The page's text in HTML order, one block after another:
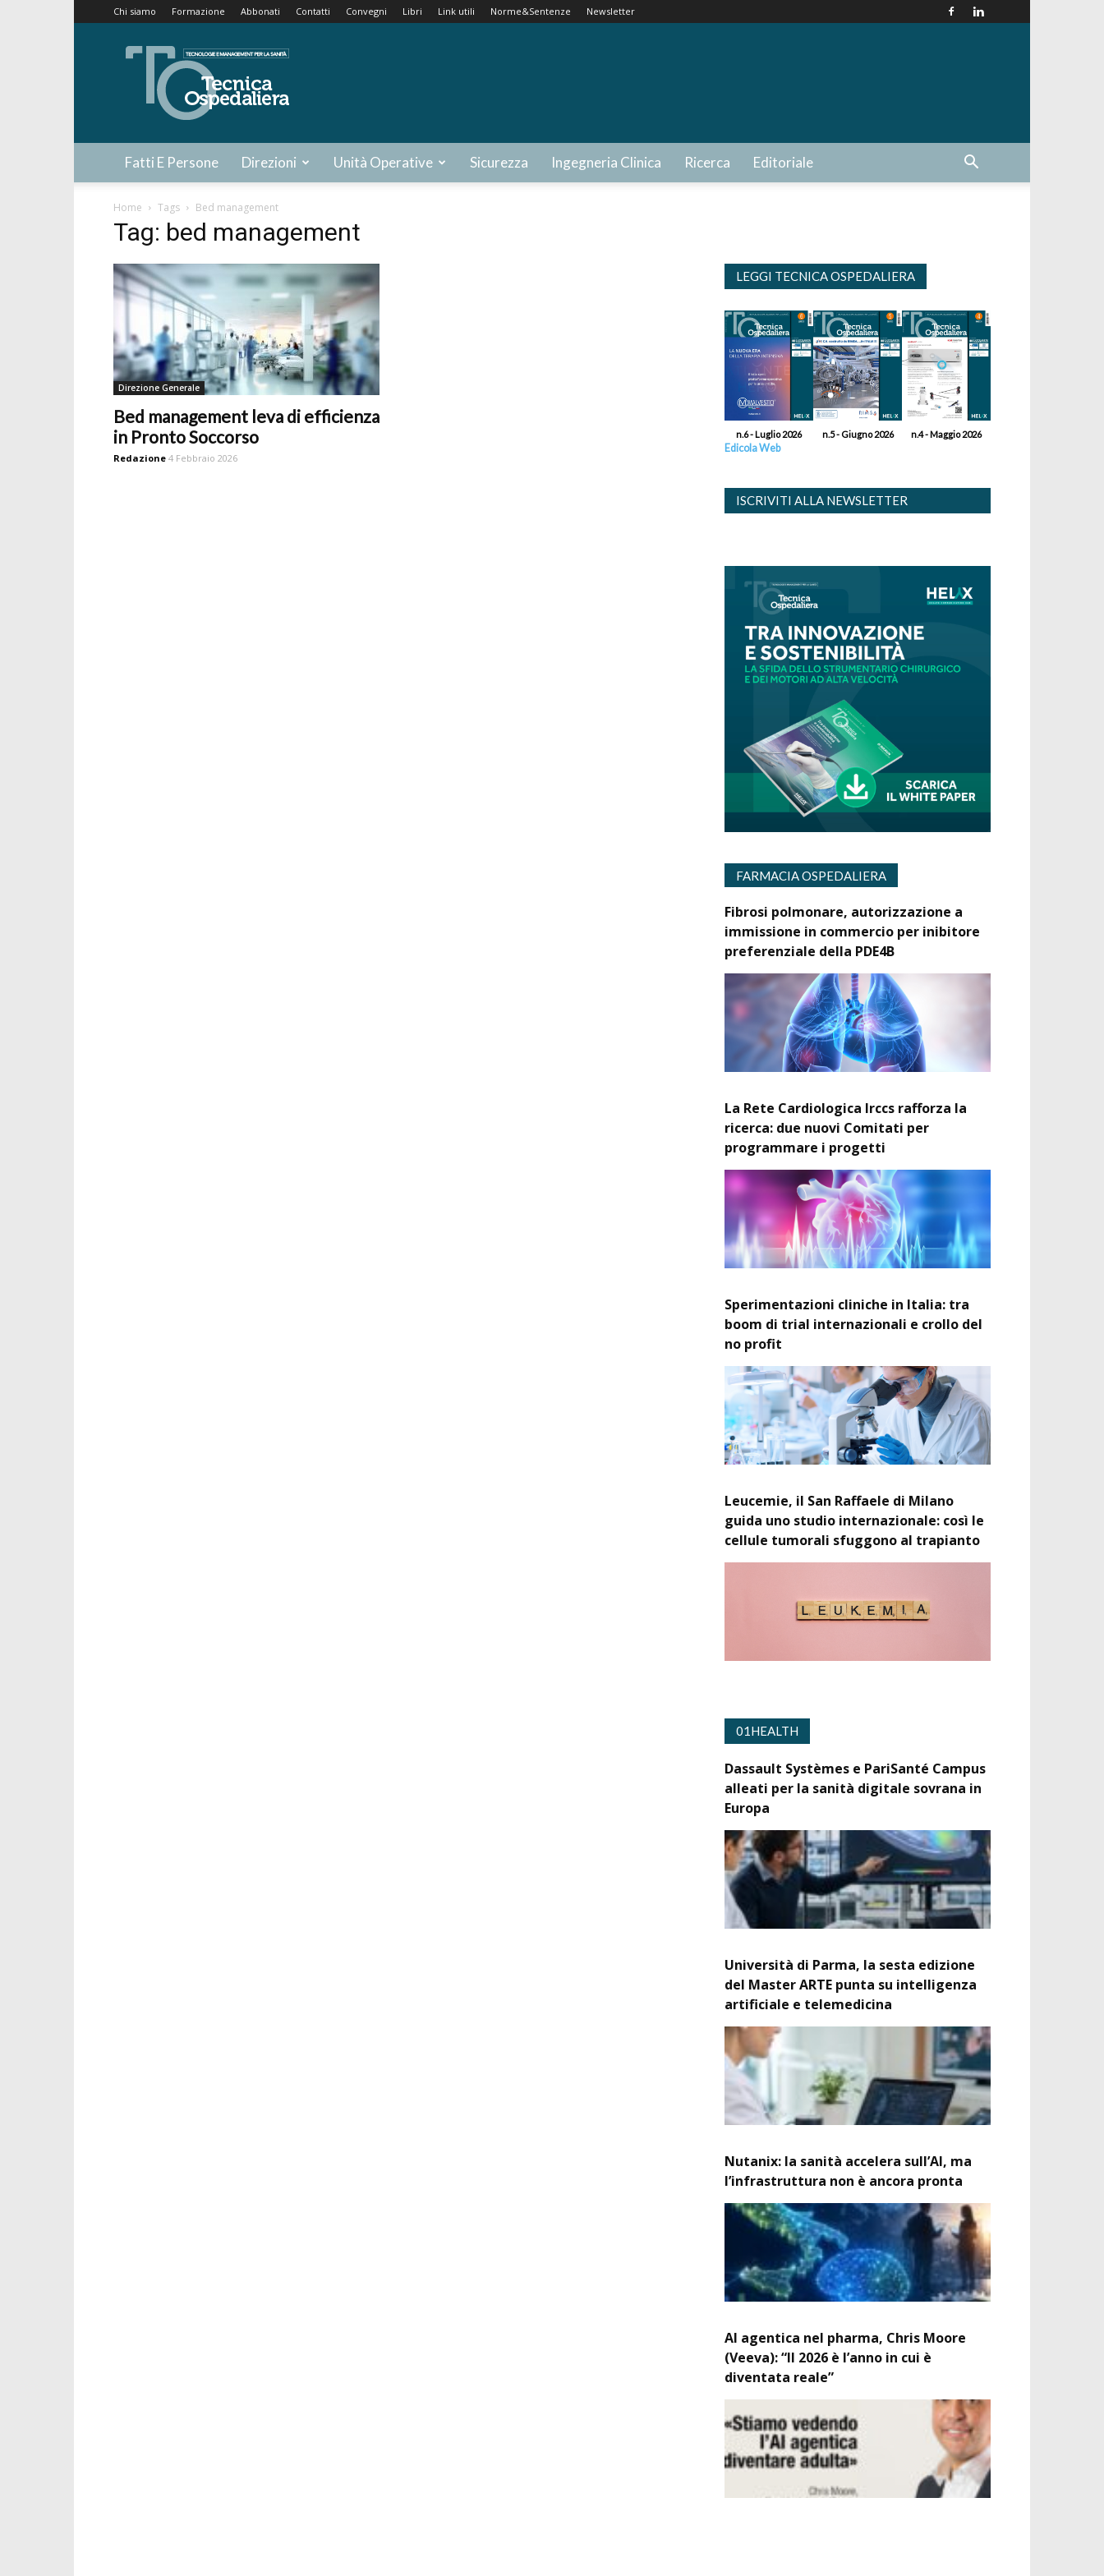
Chi siamo Formazione Abbonati Contatti Convegni Libri Link utili Norme&Sentenze Newsletter
Tecnica
Ospedaliera
Fatti E Persone Direzioni Unità Operative Sicurezza Ingegneria Clinica Ricerca Editoriale
Home Tags Bed management
Tag: bed management
Direzione Generale
Bed management leva di efficienza
in Pronto Soccorso
Redazione 4 Febbraio 2026
LEGGI TECNICA OSPEDALIERA
n.6 - Luglio 2026 n.5 - Giugno 2026 n.4 - Maggio 2026
Edicola Web
ISCRIVITI ALLA NEWSLETTER
FARMACIA OSPEDALIERA
Fibrosi polmonare, autorizzazione a
immissione in commercio per inibitore
preferenziale della PDE4B
La Rete Cardiologica Irccs rafforza la
ricerca: due nuovi Comitati per
programmare i progetti
Sperimentazioni cliniche in Italia: tra
boom di trial internazionali e crollo del
no profit
Leucemie, il San Raffaele di Milano
guida uno studio internazionale: così le
cellule tumorali sfuggono al trapianto
01HEALTH
Dassault Systèmes e PariSanté Campus
alleati per la sanità digitale sovrana in
Europa
Università di Parma, la sesta edizione
del Master ARTE punta su intelligenza
artificiale e telemedicina
Nutanix: la sanità accelera sull’AI, ma
l’infrastruttura non è ancora pronta
AI agentica nel pharma, Chris Moore
(Veeva): “Il 2026 è l’anno in cui è
diventata reale”